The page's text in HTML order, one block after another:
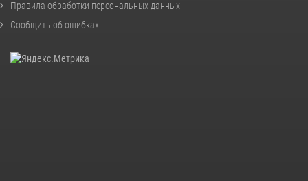
Правила обработки персональных данных
Сообщить об ошибках